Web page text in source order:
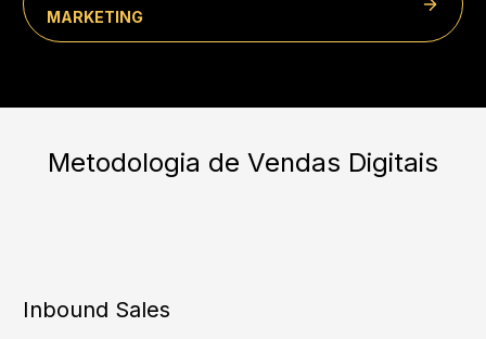
MARKETING
Metodologia de Vendas Digitais
Inbound Sales